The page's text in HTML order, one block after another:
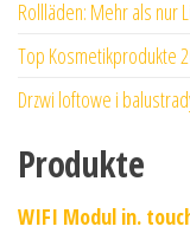
Rollläden: Mehr als nur
Top Kosmetikprodukte
Drzwi loftowe i
Produkte
WIFI Modul in.